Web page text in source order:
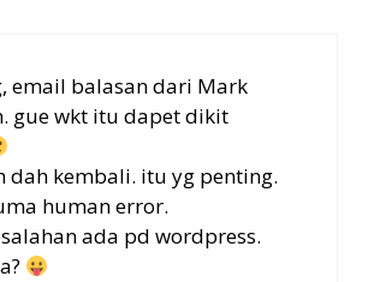
email balasan dari Mark
gue wkt itu dapet dikit
dah kembali. itu yg penting.
human error.
ada pd wordpress.